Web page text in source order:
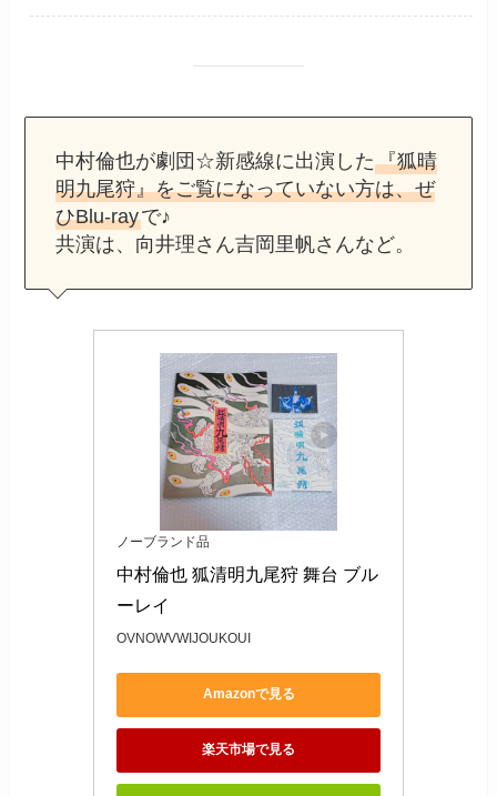
中村倫也が劇団☆新感線に出演した『狐晴
明九尾狩』をご覧になっていない方は、ぜ
ひBlu-rayで♪
共演は、向井理さん吉岡里帆さんなど。
ノーブランド品
中村倫也 狐清明九尾狩 舞台 ブル
ーレイ
OVNOWVWIJOUKOUI
Amazonで見る
楽天市場で見る